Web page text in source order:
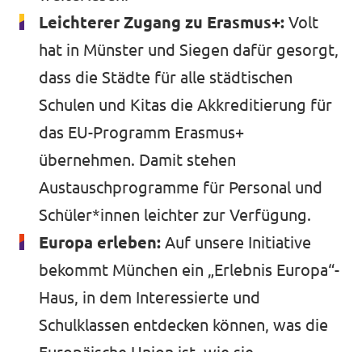
Leichterer Zugang zu Erasmus+: Volt
hat in Münster und Siegen dafür gesorgt,
dass die Städte für alle städtischen
Schulen und Kitas die Akkreditierung für
das EU-Programm Erasmus+
übernehmen. Damit stehen
Austauschprogramme für Personal und
Schüler*innen leichter zur Verfügung.
Europa erleben: Auf unsere Initiative
bekommt München ein „Erlebnis Europa“-
Haus, in dem Interessierte und
Schulklassen entdecken können, was die